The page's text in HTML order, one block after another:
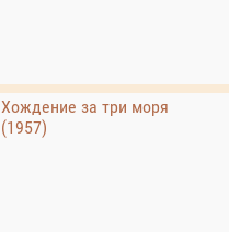
Хождение за три моря
(1957)